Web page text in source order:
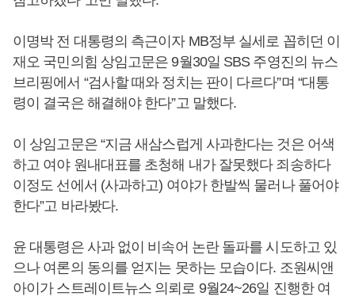
이명박 전 대통령의 측근이자 MB정부 실세로 꼽히던 이
재오 국민의힘 상임고문은 9월30일 SBS 주영진의 뉴스
브리핑에서 “검사할 때와 정치는 판이 다르다”며 “대통
령이 결국은 해결해야 한다”고 말했다.
이 상임고문은 “지금 새삼스럽게 사과한다는 것은 어색
하고 여야 원내대표를 초청해 내가 잘못했다 죄송하다
이정도 선에서 (사과하고) 여야가 한발씩 물러나 풀어야
한다”고 바라봤다.
윤 대통령은 사과 없이 비속어 논란 돌파를 시도하고 있
으나 여론의 동의를 얻지는 못하는 모습이다. 조원씨앤
아이가 스트레이트뉴스 의뢰로 9월24~26일 진행한 여